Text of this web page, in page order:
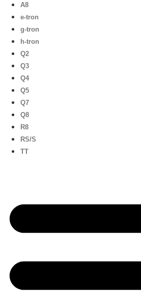
A8
e-tron
g-tron
h-tron
Q2
Q3
Q4
Q5
Q7
Q8
R8
RS/S
TT